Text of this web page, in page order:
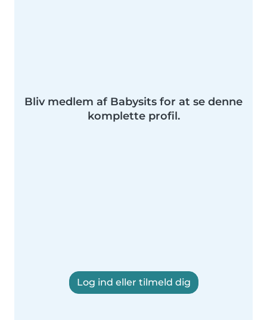
Bliv medlem af Babysits for at se denne
komplette profil.
Log ind eller tilmeld dig